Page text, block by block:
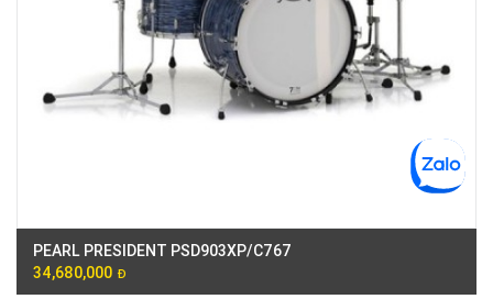
PEARL PRESIDENT PSD903XP/C767
34,680,000 Đ